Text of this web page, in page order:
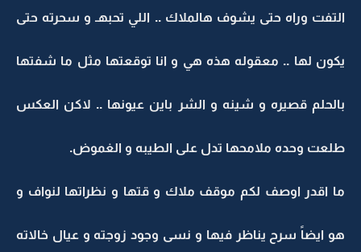
التفت وراه حتى يشوف هالملاك .. اللي تحبهـ و سحرته حتى
يكون لها .. معقوله هذه هي و انا توقعتها مثل ما شفتها
بالحلم قصيره و شينه و الشر باين عيونها .. لاكن العكس
طلعت وحده ملامحها تدل على الطيبه و الغموض.
ما اقدر اوصف لكم موقف ملاك و قتها و نظراتها لنواف و
هو ايضاً سرح يناظر فيها و نسى وجود زوجته و عيال خالاته